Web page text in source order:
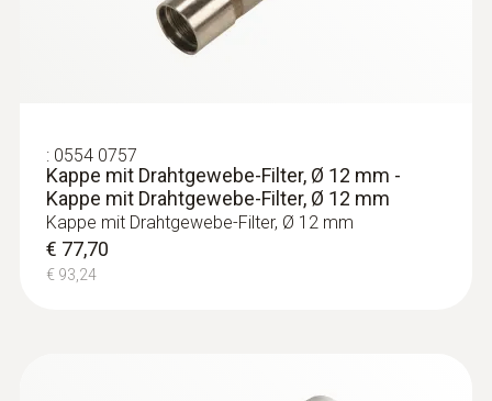
: 0554 0757
Kappe mit Drahtgewebe-Filter, Ø 12 mm -
Kappe mit Drahtgewebe-Filter, Ø 12 mm
Kappe mit Drahtgewebe-Filter, Ø 12 mm
€ 77,70
€ 93,24